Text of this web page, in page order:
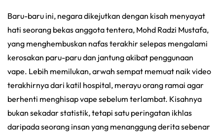
Baru-baru ini, negara dikejutkan dengan kisah menyayat
hati seorang bekas anggota tentera, Mohd Radzi Mustafa,
yang menghembuskan nafas terakhir selepas mengalami
kerosakan paru-paru dan jantung akibat penggunaan
vape. Lebih memilukan, arwah sempat memuat naik video
terakhirnya dari katil hospital, merayu orang ramai agar
berhenti menghisap vape sebelum terlambat. Kisahnya
bukan sekadar statistik, tetapi satu peringatan ikhlas
daripada seorang insan yang menanggung derita sebenar